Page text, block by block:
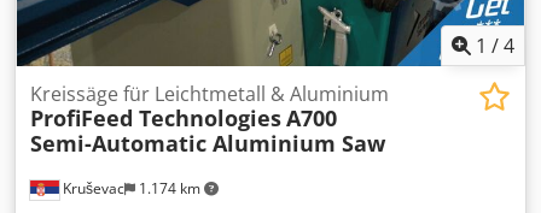
1 /4
Kruševac 1.174 km
Kreissäge für Leichtmetall & Aluminium
ProfiFeed TechnologiesA700
Semi-Automatic Aluminium Saw